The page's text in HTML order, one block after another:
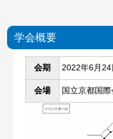
学会概要
会期 2022年6月24
会場 国立京都国際